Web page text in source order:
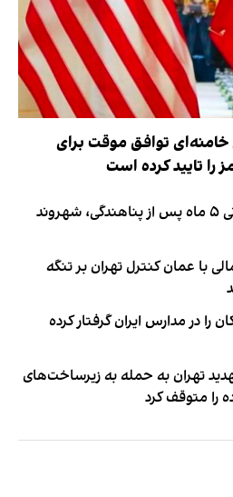
توافق موقت برای
را تایید کرده است
دو فوتبالیست زن ایرانی ۵ ماه پس از پناهندگی، شهروند
با عمان کنترل تهران بر تنگه
را در مدارس ایران گرفتار کرده
تهران به حمله به زیرساخت‌های
را متوقف کرد